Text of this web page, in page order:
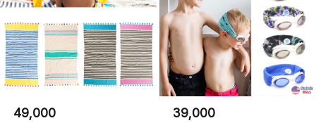
49,000 39,000